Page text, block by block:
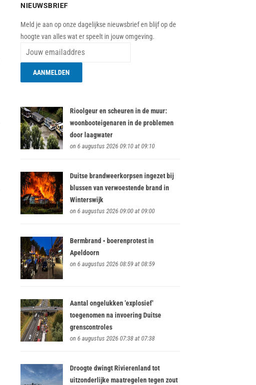
NIEUWSBRIEF
Meld je aan op onze dagelijkse nieuwsbrief en blijf op de
hoogte van alles wat er speelt in jouw omgeving.
Rioolgeur en scheuren in de muur:
woonbooteigenaren in de problemen
door laagwater
on 6 augustus 2026 09:10 at 09:10
Duitse brandweerkorpsen ingezet bij
blussen van verwoestende brand in
Winterswijk
on 6 augustus 2026 09:00 at 09:00
Bermbrand • boerenprotest in
Apeldoorn
on 6 augustus 2026 08:59 at 08:59
Aantal ongelukken 'explosief'
toegenomen na invoering Duitse
grenscontroles
on 6 augustus 2026 07:38 at 07:38
Droogte dwingt Rivierenland tot
uitzonderlijke maatregelen tegen zout